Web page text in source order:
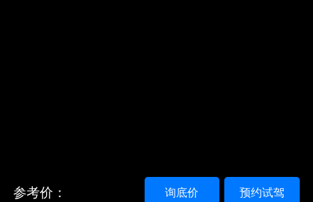
参考价： 预约试驾
询底价